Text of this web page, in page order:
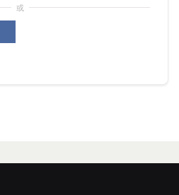
或